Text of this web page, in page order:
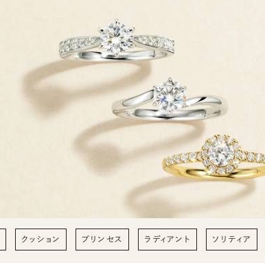
クッション プリンセス ラディアント ソリティア